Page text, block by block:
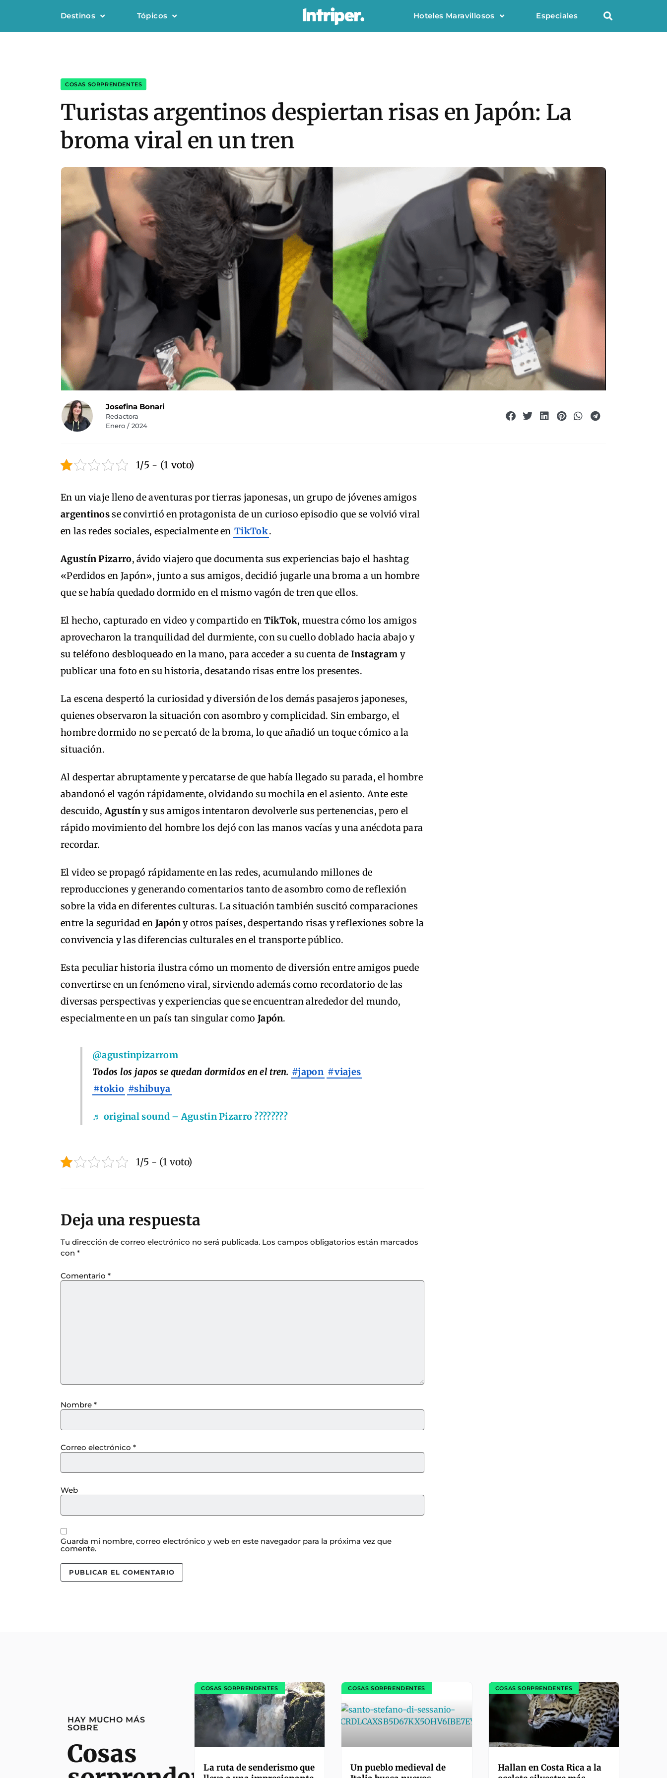
Destinos Tópicos Hoteles Maravillosos Especiales
COSAS SORPRENDENTES
Turistas argentinos despiertan risas en Japón: La
broma viral en un tren
Josefina Bonari
Redactora
Enero / 2024
1/5 - (1 voto)
En un viaje lleno de aventuras por tierras japonesas, un grupo de jóvenes amigos
argentinosse convirtió en protagonista de un curioso episodio que se volvió viral
en las redes sociales, especialmente en TikTok.
Agustín Pizarro, ávido viajero que documenta sus experiencias bajo el hashtag
«Perdidos en Japón», junto a sus amigos, decidió jugarle una broma a un hombre
que se había quedado dormido en el mismo vagón de tren que ellos.
El hecho, capturado en video y compartido en TikTok, muestra cómo los amigos
aprovecharon la tranquilidad del durmiente, con su cuello doblado hacia abajo y
su teléfono desbloqueado en la mano, para acceder a su cuenta de Instagram y
publicar una foto en su historia, desatando risas entre los presentes.
La escena despertó la curiosidad y diversión de los demás pasajeros japoneses,
quienes observaron la situación con asombro y complicidad. Sin embargo, el
hombre dormido no se percató de la broma, lo que añadió un toque cómico a la
situación.
Al despertar abruptamente y percatarse de que había llegado su parada, el hombre
abandonó el vagón rápidamente, olvidando su mochila en el asiento. Ante este
descuido,Agustíny sus amigos intentaron devolverle sus pertenencias, pero el
rápido movimiento del hombre los dejó con las manos vacías y una anécdota para
recordar.
El video se propagó rápidamente en las redes, acumulando millones de
reproducciones y generando comentarios tanto de asombro como de reflexión
sobre la vida en diferentes culturas. La situación también suscitó comparaciones
entre la seguridad en Japóny otros países, despertando risas y reflexiones sobre la
convivencia y las diferencias culturales en el transporte público.
Esta peculiar historia ilustra cómo un momento de diversión entre amigos puede
convertirse en un fenómeno viral, sirviendo además como recordatorio de las
diversas perspectivas y experiencias que se encuentran alrededor del mundo,
especialmente en un país tan singular como Japón.
@agustinpizarrom
Todos los japos se quedan dormidos en el tren. #japon #viajes
#tokio #shibuya
♬ original sound – Agustin Pizarro ????????
1/5 - (1 voto)
Deja una respuesta
Tu dirección de correo electrónico no será publicada. Los campos obligatorios están marcados
con *
Comentario *
Nombre *
Correo electrónico *
Web
Guarda mi nombre, correo electrónico y web en este navegador para la próxima vez que
comente.
HAY MUCHO MÁS
SOBRE
Cosas
COSAS SORPRENDENTES
La ruta de senderismo que
COSAS SORPRENDENTES
Un pueblo medieval de
COSAS SORPRENDENTES
Hallan en Costa Rica a la